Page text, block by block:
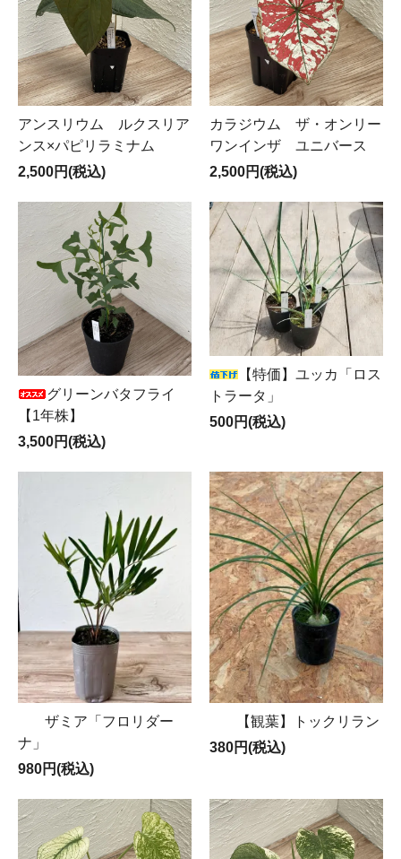
アンスリウム ルクスリア
ンス×パピリラミナム
2,500円(税込)
カラジウム ザ・オンリー
ワンインザ ユニバース
2,500円(税込)
グリーンバタフライ
【1年株】
3,500円(税込)
【特価】ユッカ「ロス
トラータ」
500円(税込)
ザミア「フロリダー
ナ」
980円(税込)
【観葉】トックリラン
380円(税込)